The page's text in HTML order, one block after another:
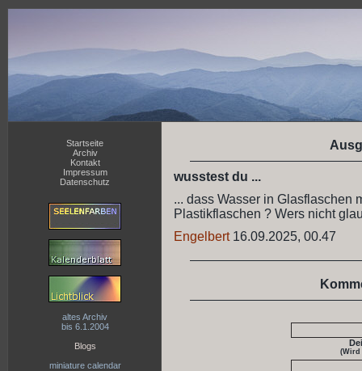
Startseite
Archiv
Kontakt
Impressum
Datenschutz
altes Archiv
bis 6.1.2004
Blogs
miniature calendar
wusstest du ...
... dass Wasser in Glasflaschen
Plastikflaschen ? Wers nicht
Engelbert16.09.2025, 00.47
(Wird